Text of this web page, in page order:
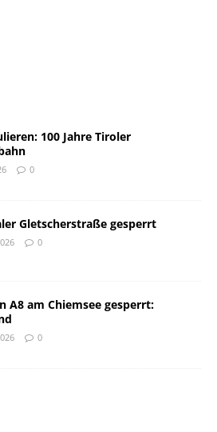
100 Jahre Tiroler
0
Gletscherstraße gesperrt
0
A8 am Chiemsee gesperrt:
0